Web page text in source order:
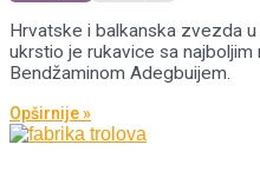
Hrvatske i balkanska zvezda
ukrstio je rukavice sa
Bendžaminom Adegbuijem.
Opširnije »